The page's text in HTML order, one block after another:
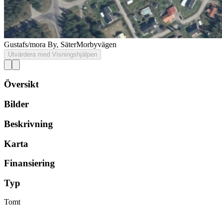
Gustafs/mora By, SäterMorbyvägen
Utvärdera med Visningshjälpen
Översikt
Bilder
Beskrivning
Karta
Finansiering
Typ
Tomt